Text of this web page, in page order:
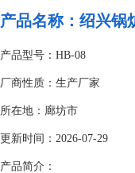
产品名称： 绍兴锅
产品型号：HB-08
厂商性质：生产厂家
所在地：廊坊市
更新时间：2026-07-29
产品简介：